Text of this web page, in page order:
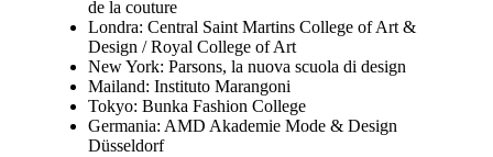
de la couture
Londra: Central Saint Martins College of Art &
Design / Royal College of Art
New York: Parsons, la nuova scuola di design
Mailand: Instituto Marangoni
Tokyo: Bunka Fashion College
Germania: AMD Akademie Mode & Design
Düsseldorf